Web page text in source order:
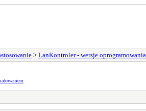
> LanKontroler - wersje oprogramowania